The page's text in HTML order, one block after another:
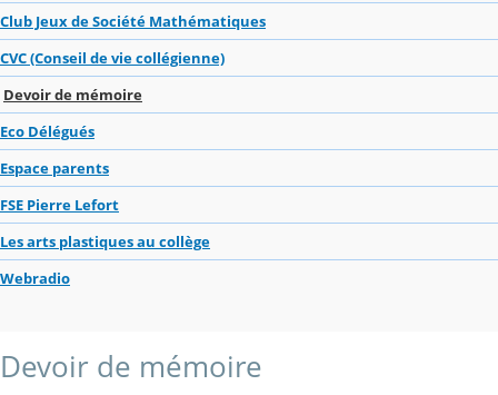
Club Jeux de Société Mathématiques
CVC (Conseil de vie collégienne)
Devoir de mémoire
Eco Délégués
Espace parents
FSE Pierre Lefort
Les arts plastiques au collège
Webradio
Devoir de mémoire